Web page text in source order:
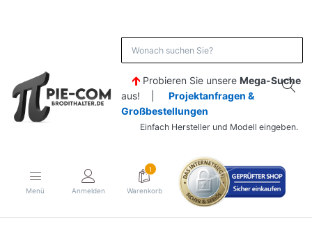
Probieren Sie unsere Mega-Suche
aus! | Projektanfragen &
Großbestellungen
Einfach Hersteller und Modell eingeben.
Menü Anmelden
1
Warenkorb